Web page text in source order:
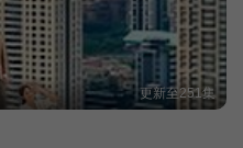
更新至251集